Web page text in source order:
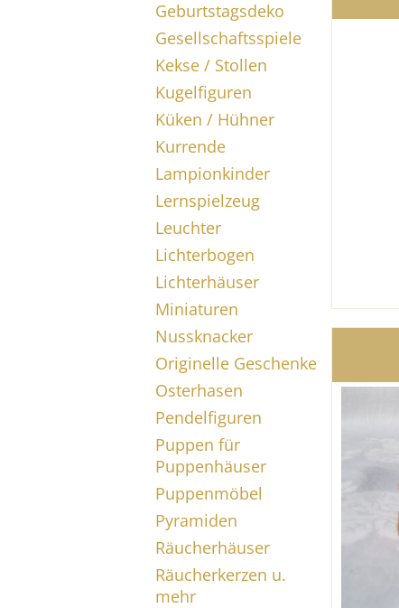
Geburtstagsdeko
Gesellschaftsspiele
Kekse / Stollen
Kugelfiguren
Küken / Hühner
Kurrende
Lampionkinder
Lernspielzeug
Leuchter
Lichterbogen
Lichterhäuser
Miniaturen
Nussknacker
Originelle Geschenke
Osterhasen
Pendelfiguren
Puppen für
Puppenhäuser
Puppenmöbel
Pyramiden
Räucherhäuser
Räucherkerzen u.
mehr